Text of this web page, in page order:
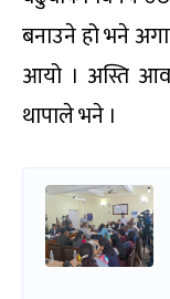
बनाउने हो भने
आयो । अस्ति
थापाले भने ।